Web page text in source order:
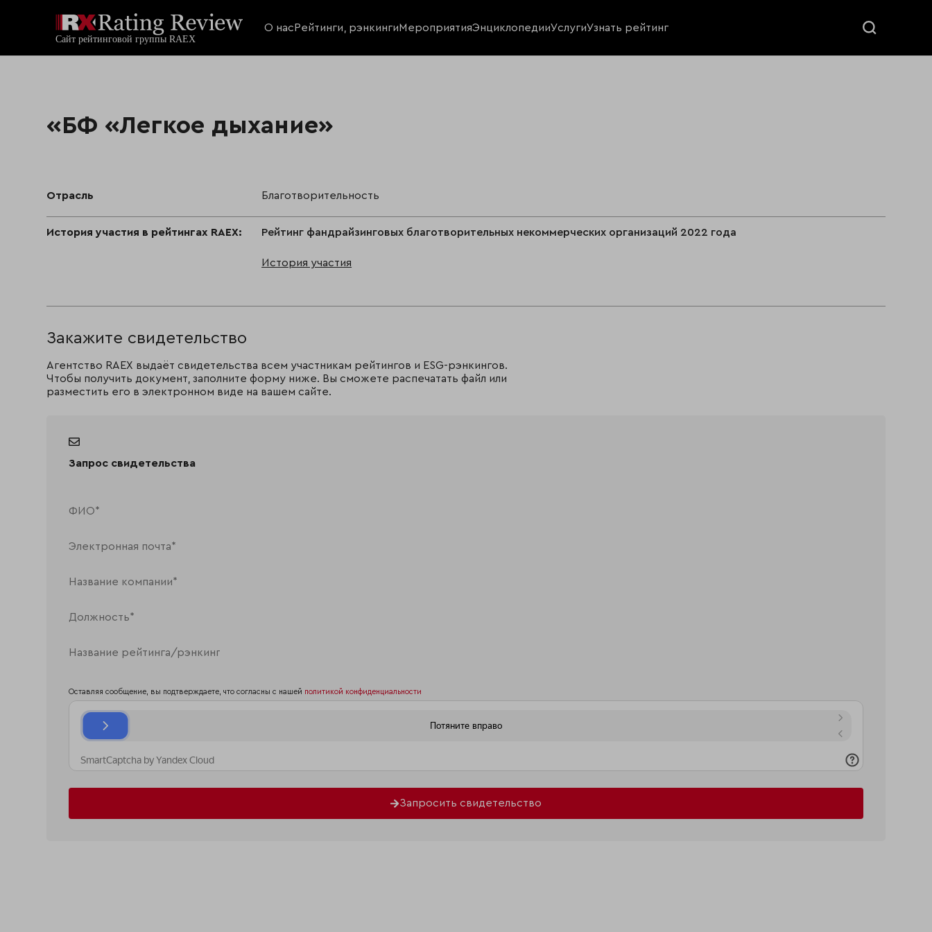
О нас Рейтинги, рэнкингиМероприятияЭнциклопедииУслугиУзнать рейтинг
«БФ «Легкое дыхание»
Отрасль Благотворительность
История участия в рейтингах RAEX: Рейтинг фандрайзинговых благотворительных некоммерческих организаций 2022 года
История участия
Закажите свидетельство
Агентство RAEX выдаёт свидетельства всем участникам рейтингов и ESG-рэнкингов.
Чтобы получить документ, заполните форму ниже. Вы сможете распечатать файл или
разместить его в электронном виде на вашем сайте.
Запрос свидетельства
Оставляя сообщение, вы подтверждаете, что согласны с нашей политикой конфиденциальности
Запросить свидетельство